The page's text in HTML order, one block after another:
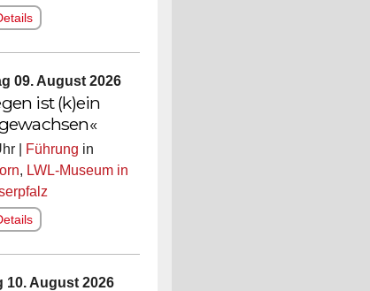
09. August 2026
ist (k)ein
| Führung in
, LWL-Museum in
10. August 2026